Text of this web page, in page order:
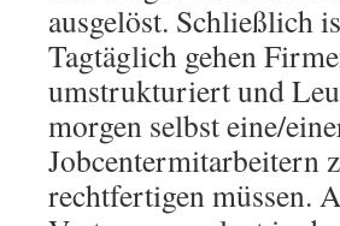
ausgelöst. Schließlich
Tagtäglich gehen
umstrukturiert und
morgen selbst eine/
Jobcentermitarbeitern
rechtfertigen müssen.